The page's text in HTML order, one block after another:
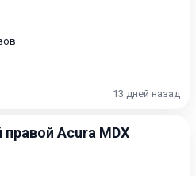
13 дней назад
Acura MDX